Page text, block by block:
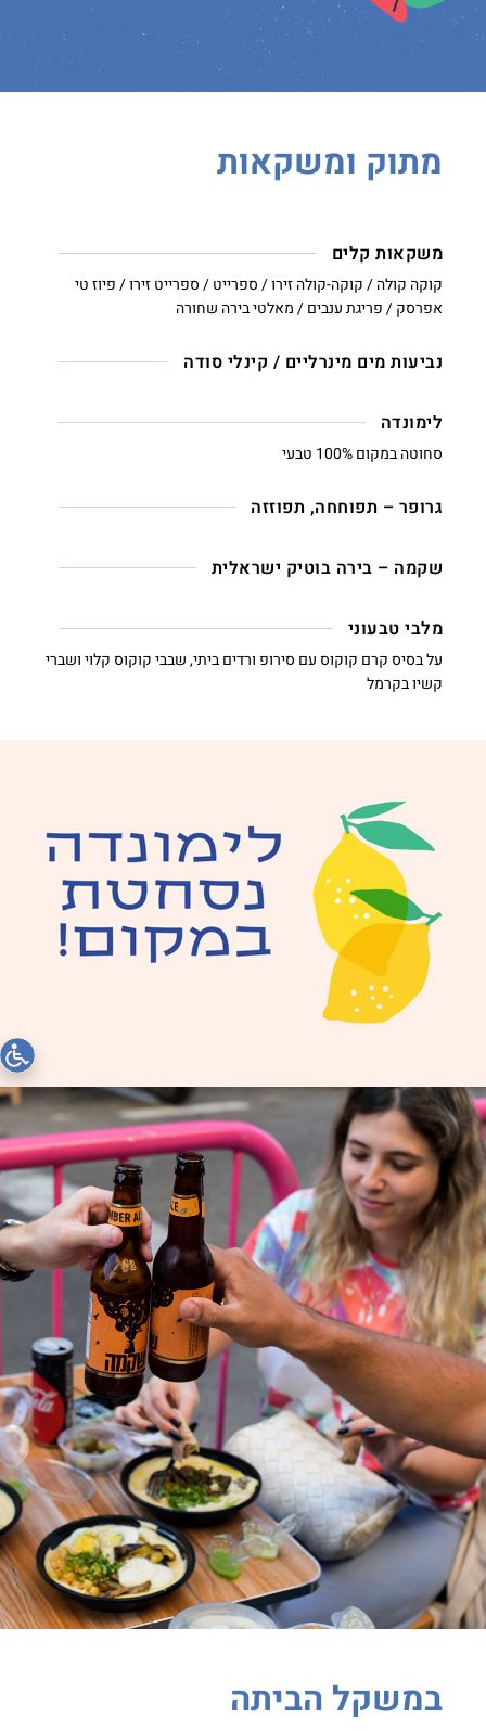
מתוק ומשקאות
משקאות קלים
קוקה קולה / קוקה-קולה זירו / ספרייט / ספרייט זירו / פיוז טי
אפרסק / פריגת ענבים / מאלטי בירה שחורה
נביעות מים מינרליים / קינלי סודה
לימונדה
סחוטה במקום 100% טבעי
גרופר – תפוחחה, תפוזזה
שקמה – בירה בוטיק ישראלית
מלבי טבעוני
על בסיס קרם קוקוס עם סירופ ורדים ביתי, שבבי קוקוס קלוי ושברי
קשיו בקרמל
במשקל הביתה